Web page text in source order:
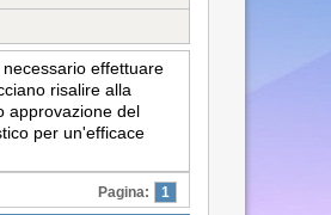
effettuare
risalire alla
approvazione del
per un'efficace
Pagina: 1